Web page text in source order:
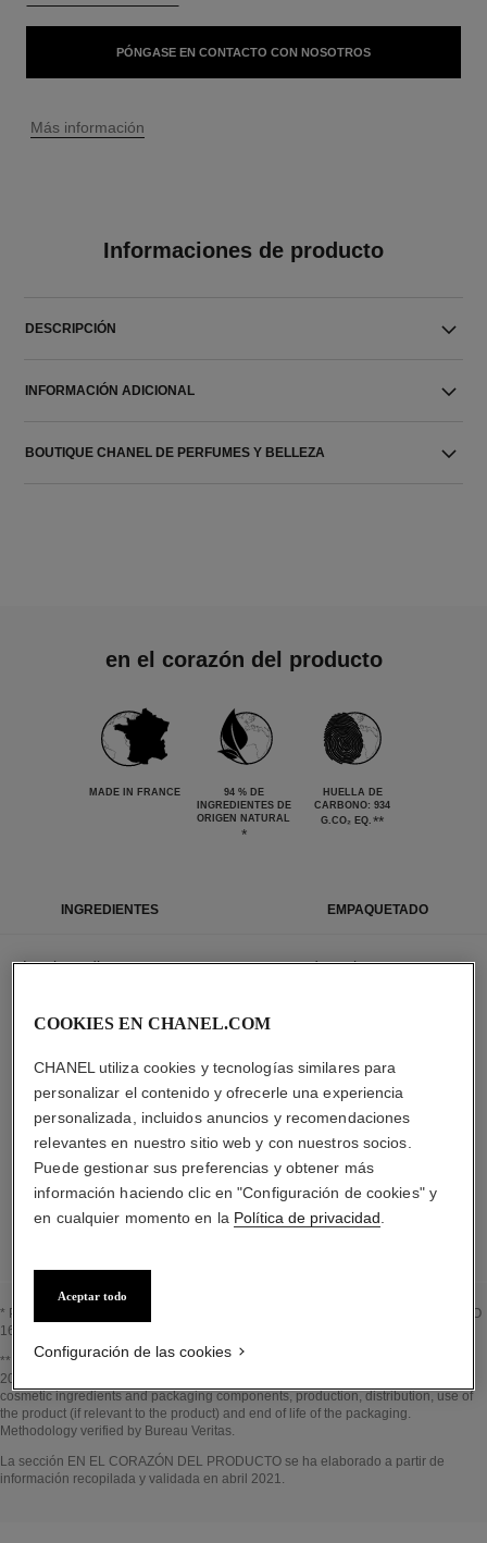
PÓNGASE EN CONTACTO CON NOSOTROS
↩
Más información
Informaciones de producto
DESCRIPCIÓN
INFORMACIÓN ADICIONAL
BOUTIQUE CHANEL DE PERFUMES Y BELLEZA
en el corazón del producto
MADE IN FRANCE
94 % DE
INGREDIENTES DE
ORIGEN NATURAL
*
HUELLA DE
CARBONO: 934
G.CO₂ EQ. **
INGREDIENTES EMPAQUETADO
Los ingredientes que componen este producto han
Los elementos que componen este envase han
sido diseñados minuciosamente.
LISTA DETALLADA DE LOS COMPONENTES DEL ENVASE
* Proporción de ingredientes y derivados naturales calculada según la norma ISO
16128
Volver al título↩
** Estimation calculated in April 2021 using the method published by the IPCC in
2013 and in compliance with ISO 14067. Scope of analysis: manufacture of
cosmetic ingredients and packaging components, production, distribution, use of
the product (if relevant to the product) and end of life of the packaging.
Methodology verified by Bureau Veritas.
Volver al título↩
La sección EN EL CORAZÓN DEL PRODUCTO se ha elaborado a partir de
información recopilada y validada en abril 2021.
COOKIES EN CHANEL.COM
CHANEL utiliza cookies y tecnologías similares para
personalizar el contenido y ofrecerle una experiencia
personalizada, incluidos anuncios y recomendaciones
relevantes en nuestro sitio web y con nuestros socios.
Puede gestionar sus preferencias y obtener más
información haciendo clic en "Configuración de cookies" y
en cualquier momento en la Política de privacidad
Aceptar todo
Configuración de las cookies